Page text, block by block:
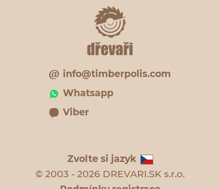
info@timberpolis.com
Whatsapp
Viber
Zvolte si jazyk
© 2003 - 2026 DREVARI.SK s.r.o.